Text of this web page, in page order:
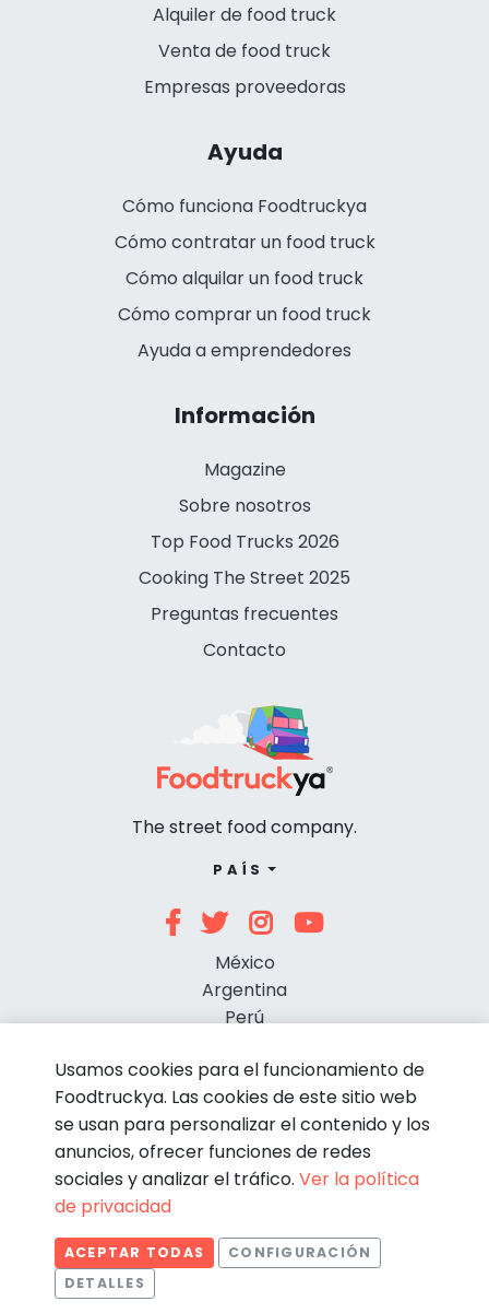
Alquiler de food truck
Venta de food truck
Empresas proveedoras
Ayuda
Cómo funciona Foodtruckya
Cómo contratar un food truck
Cómo alquilar un food truck
Cómo comprar un food truck
Ayuda a emprendedores
Información
Magazine
Sobre nosotros
Top Food Trucks 2026
Cooking The Street 2025
Preguntas frecuentes
Contacto
The street food company.
PAÍS
México
Argentina
Perú
© Foodtruckya 2026
Condiciones de contratación Política de privacidad
Aviso legal
Usamos cookies para el funcionamiento de
Foodtruckya. Las cookies de este sitio web
se usan para personalizar el contenido y los
anuncios, ofrecer funciones de redes
sociales y analizar el tráfico. Ver la política
de privacidad
ACEPTAR TODAS
CONFIGURACIÓN
DETALLES